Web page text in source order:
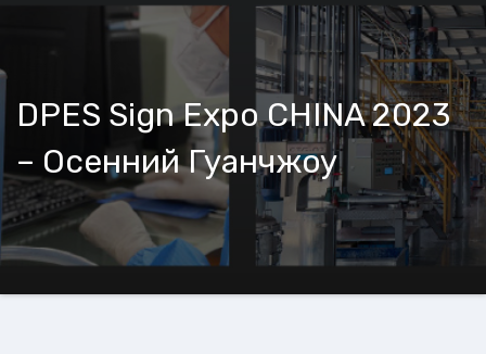
DPES Sign Expo CHINA 2023
– Осенний Гуанчжоу